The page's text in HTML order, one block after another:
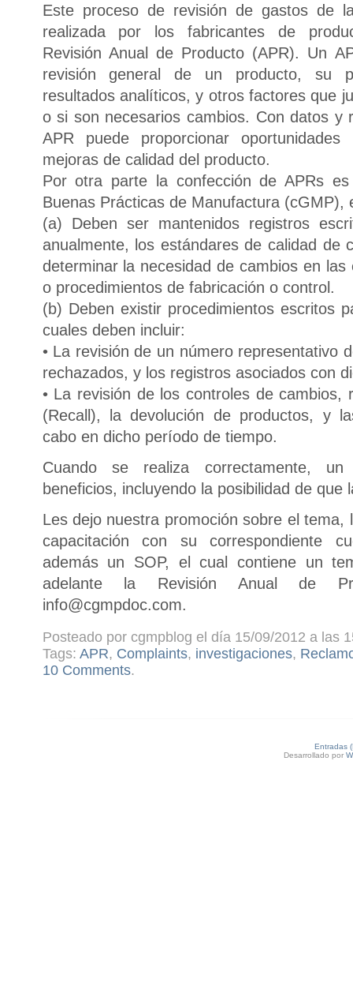
Este proceso de revisión de gastos de
realizada por los fabricantes de
Revisión Anual de Producto (APR). Un
revisión general de un producto, su
resultados analíticos, y otros factores que
o si son necesarios cambios. Con datos y
APR puede proporcionar
mejoras de calidad del producto.
Por otra parte la confección de APRs
Buenas Prácticas de Manufactura (cGMP),
(a) Deben ser mantenidos registros
anualmente, los estándares de calidad de
determinar la necesidad de cambios en las
o procedimientos de fabricación o control.
(b) Deben existir procedimientos escritos
cuales deben incluir:
• La revisión de un número representativo
rechazados, y los registros asociados con
• La revisión de los controles de cambios,
(Recall), la devolución de productos, y
cabo en dicho período de tiempo.
Cuando se realiza correctamente, un
beneficios, incluyendo la posibilidad de que
Les dejo nuestra promoción sobre el
capacitación con su correspondiente
además un SOP, el cual contiene un
adelante la Revisión Anual de
info@cgmpdoc.com.
Posteado por cgmpblog el día 15/09/2012 a las
Tags: APR, Complaints, investigaciones,
10 Comments.
Entradas
Desarrollado por